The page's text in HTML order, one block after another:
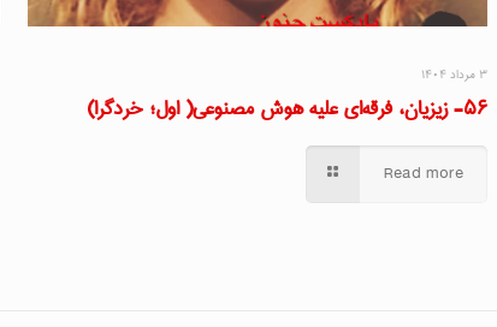
۳ مرداد ۱۴۰۴
۵۶- زیزیان، فرقه‌ای علیه هوش مصنوعی( اول؛ خردگرا)
Read more